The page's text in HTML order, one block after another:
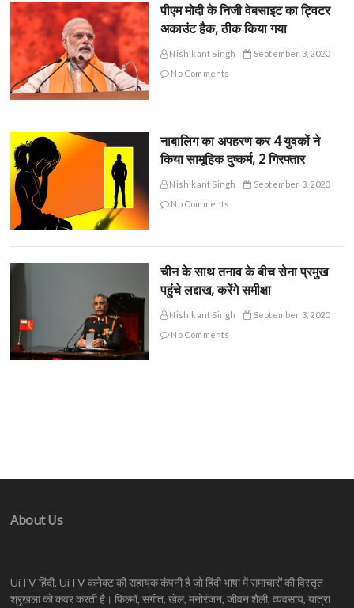
पीएम मोदी के निजी वेबसाइट का ट्विटर
अकाउंट हैक, ठीक किया गया
Nishikant Singh
September 3, 2020
No Comments
नाबालिग का अपहरण कर 4 युवकों ने
किया सामूहिक दुष्कर्म, 2 गिरफ्तार
Nishikant Singh
September 3, 2020
No Comments
चीन के साथ तनाव के बीच सेना प्रमुख
पहुंचे लद्दाख, करेंगे समीक्षा
Nishikant Singh
September 3, 2020
No Comments
About Us
UiTV हिंदी, UiTV कनेक्ट की सहायक कंपनी है जो हिंदी भाषा में समाचारों की विस्तृत
श्रृंखला को कवर करती है। फिल्मों, संगीत, खेल, मनोरंजन, जीवन शैली, व्यवसाय, यात्रा